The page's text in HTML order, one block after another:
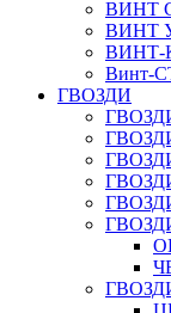
ВИНТ
ВИНТ
ВИНТ-
Винт-
ГВОЗДИ